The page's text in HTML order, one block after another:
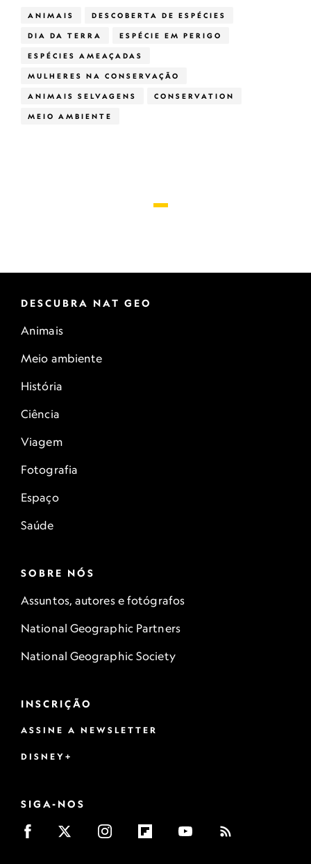
ANIMAIS DESCOBERTA DE ESPÉCIES
DIA DA TERRA ESPÉCIE EM PERIGO
ESPÉCIES AMEAÇADAS
MULHERES NA CONSERVAÇÃO
ANIMAIS SELVAGENS CONSERVATION
MEIO AMBIENTE
DESCUBRA NAT GEO
Animais
Meio ambiente
História
Ciência
Viagem
Fotografia
Espaço
Saúde
SOBRE NÓS
Assuntos, autores e fotógrafos
National Geographic Partners
National Geographic Society
INSCRIÇÃO
ASSINE A NEWSLETTER
DISNEY+
SIGA-NOS